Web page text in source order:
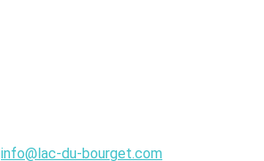
info@lac-du-bourget.com